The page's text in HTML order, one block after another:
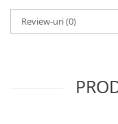
Review-uri(0)